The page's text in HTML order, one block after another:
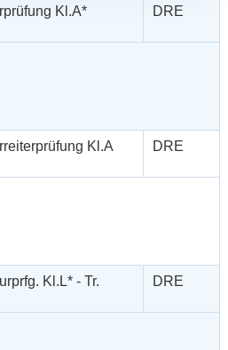
Kl.A* DRE
Kl.A DRE
Kl.L* - Tr. DRE